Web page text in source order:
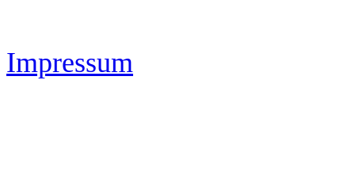
Impressum